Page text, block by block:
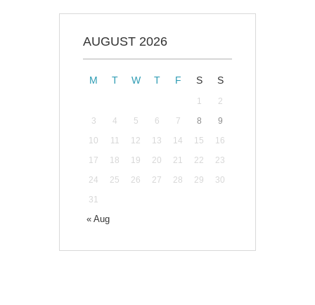
AUGUST 2026
M T W T F S S
« Aug
1
2
3
4 5 6 7 8
9
10
11 12 13 14 15
16
17
18 19 20 21 22
23
24
25 26 27 28 29
30
31